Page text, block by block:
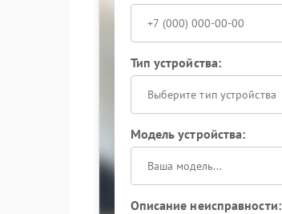
Тип устройства:
Выберите тип устройства
Модель устройства:
Описание неисправности: